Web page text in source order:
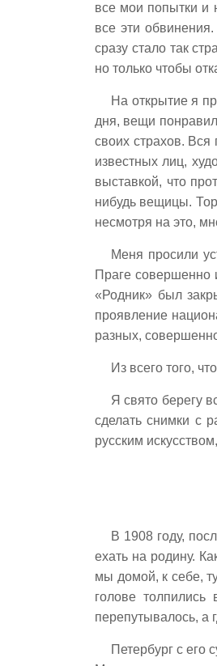
все мои попытки и
все эти
сразу стало так
но только чтобы
На открытие я
дня, вещи
своих страхов.
известных лиц,
выставкой, что
нибудь вещицы.
несмотря на это,
Меня просили
Праге совершенно
«Родник» был
проявление
разных,
Из всего того,
Я свято берегу
сделать снимки с
русским
В 1908 году,
ехать на родину.
мы домой, к себе,
голове
перепутывалось, а
Петербург с